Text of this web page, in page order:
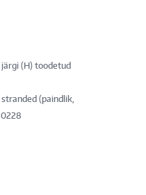
(H) toodetud
stranded (paindlik,